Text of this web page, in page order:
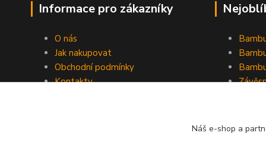
Informace pro zákazníky
O nás
Jak nakupovat
Obchodní podmínky
Kontakty
Náš e-shop a